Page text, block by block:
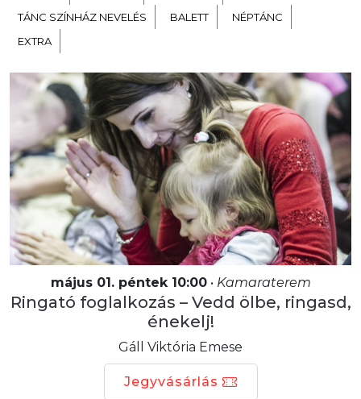
TÁNC SZÍNHÁZ NEVELÉS
BALETT
NÉPTÁNC
EXTRA
május 01. péntek 10:00• Kamaraterem
Ringató foglalkozás – Vedd ölbe, ringasd,
énekelj!
Gáll Viktória Emese
Jegyvásárlás